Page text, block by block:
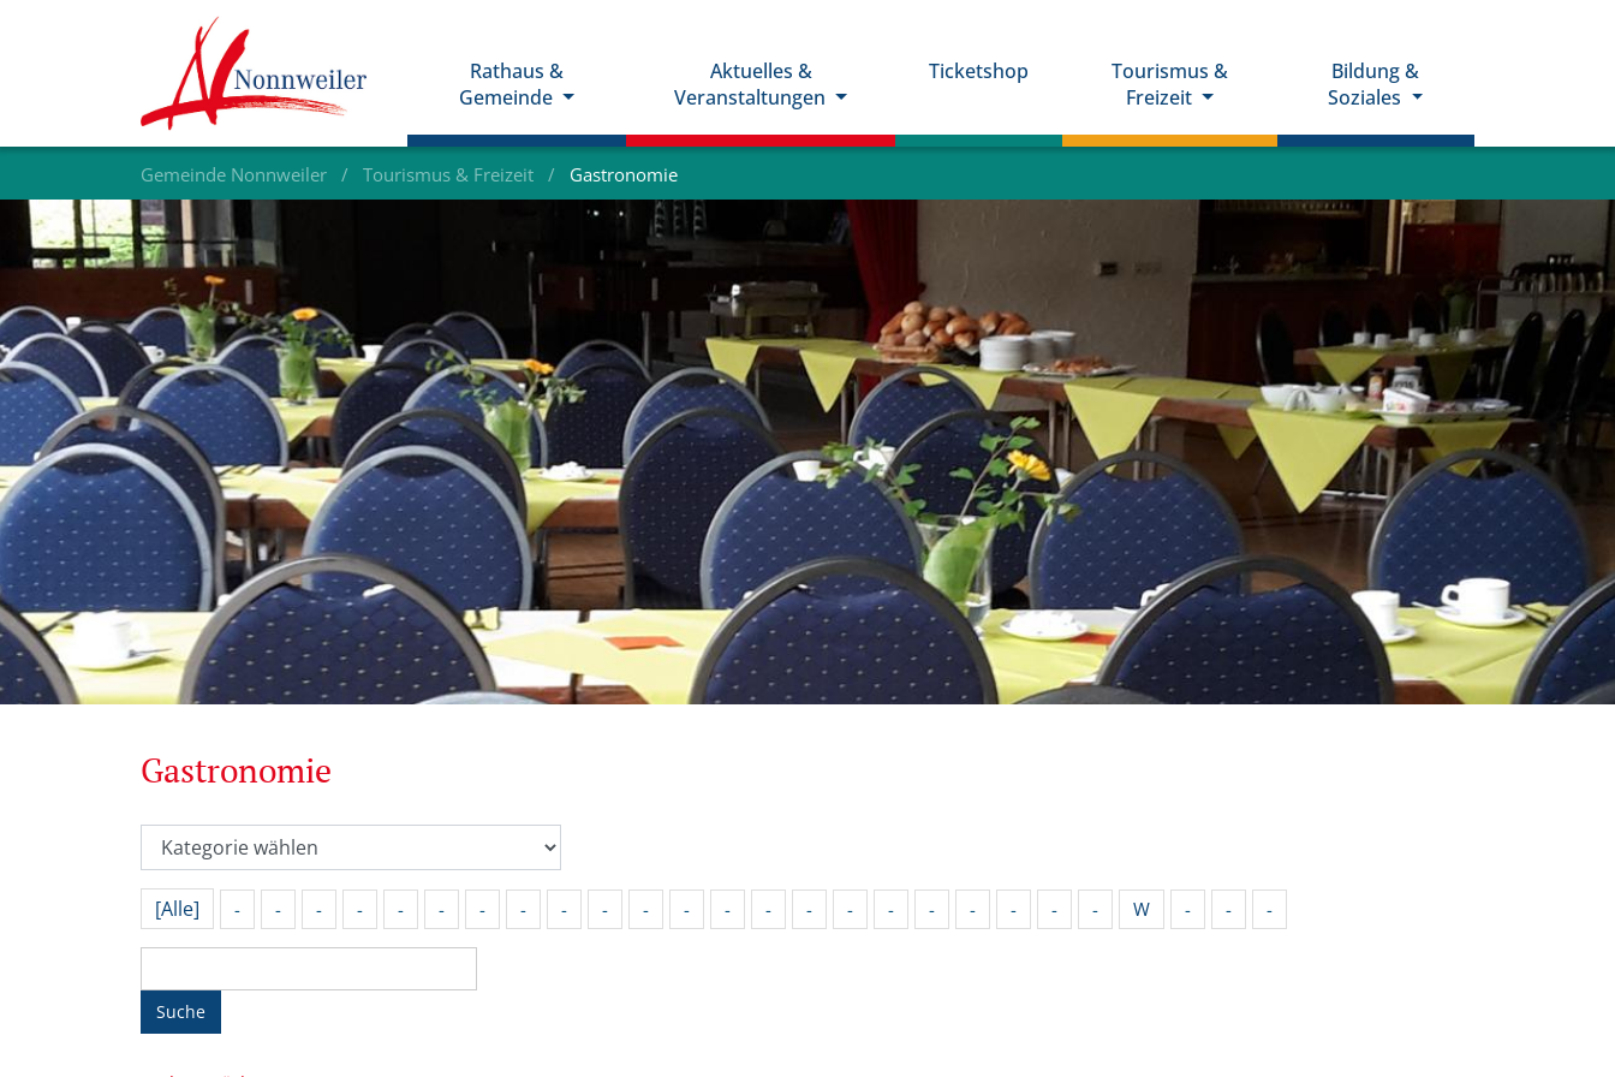
Rathaus &
Gemeinde
Aktuelles &
Veranstaltungen
Ticketshop
Tourismus &
Freizeit
Bildung &
Soziales
Gemeinde Nonnweiler Tourismus & Freizeit Gastronomie
Gastronomie
[Alle] - - - - - - - - - - - - - - - - - - - - - - W - - -
Suche